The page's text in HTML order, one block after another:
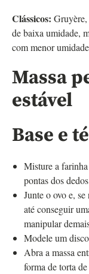
Clássicos: Gruyère,
de baixa umidade,
com menor
Massa
estável
Base e
Misture a
pontas dos
Junte o ovo e,
até conseguir
manipular
Modele um
Abra a massa
forma de torta